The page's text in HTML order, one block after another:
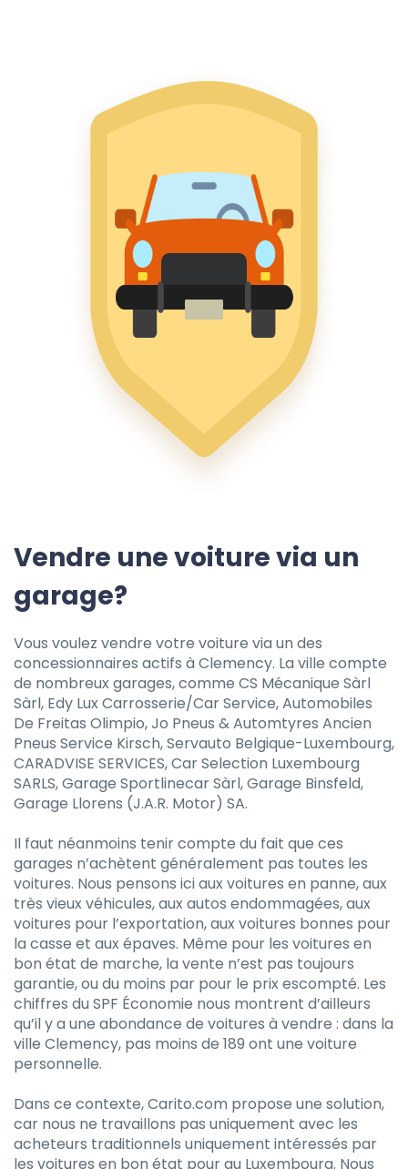
Vendre une voiture via un
garage?
Vous voulez vendre votre voiture via un des
concessionnaires actifs à Clemency. La ville compte
de nombreux garages, comme CS Mécanique Sàrl
Sàrl, Edy Lux Carrosserie/Car Service, Automobiles
De Freitas Olimpio, Jo Pneus & Automtyres Ancien
Pneus Service Kirsch, Servauto Belgique-Luxembourg,
CARADVISE SERVICES, Car Selection Luxembourg
SARLS, Garage Sportlinecar Sàrl, Garage Binsfeld,
Garage Llorens (J.A.R. Motor) SA.
Il faut néanmoins tenir compte du fait que ces
garages n’achètent généralement pas toutes les
voitures. Nous pensons ici aux voitures en panne, aux
très vieux véhicules, aux autos endommagées, aux
voitures pour l’exportation, aux voitures bonnes pour
la casse et aux épaves. Même pour les voitures en
bon état de marche, la vente n’est pas toujours
garantie, ou du moins par pour le prix escompté. Les
chiffres du SPF Économie nous montrent d’ailleurs
qu’il y a une abondance de voitures à vendre : dans la
ville Clemency, pas moins de 189 ont une voiture
personnelle.
Dans ce contexte, Carito.com propose une solution,
car nous ne travaillons pas uniquement avec les
acheteurs traditionnels uniquement intéressés par
les voitures en bon état pour au Luxembourg. Nous